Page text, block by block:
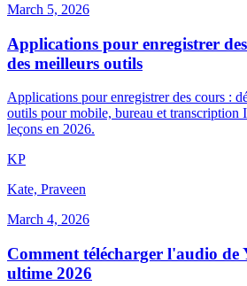
March 5, 2026
Applications pour enregistrer
des meilleurs outils
Applications pour enregistrer des cours :
outils pour mobile, bureau et transcription
leçons en 2026.
KP
Kate, Praveen
March 4, 2026
Comment télécharger l'audio de
ultime 2026